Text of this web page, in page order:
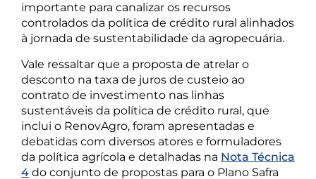
importante para canalizar os recursos
controlados da política de crédito rural alinhados
à jornada de sustentabilidade da agropecuária.
Vale ressaltar que a proposta de atrelar o
desconto na taxa de juros de custeio ao
contrato de investimento nas linhas
sustentáveis da política de crédito rural, que
inclui o RenovAgro, foram apresentadas e
debatidas com diversos atores e formuladores
da política agrícola e detalhadas na Nota Técnica
4 do conjunto de propostas para o Plano Safra